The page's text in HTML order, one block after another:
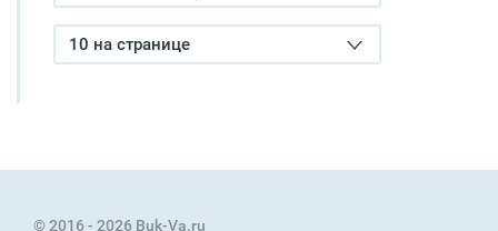
10 на странице
© 2016 - 2026 Buk-Va.ru